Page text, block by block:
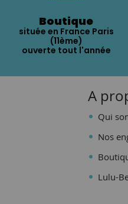
Boutique
située en France Paris
(11ème)
ouverte tout l'année
A
Qui
Nos
Lulu-